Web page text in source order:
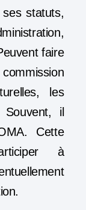
ses statuts,
faire
les
Souvent, il
Cette
à